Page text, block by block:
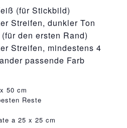
(für Stickbild)
Streifen, dunkler Ton
den ersten Rand)
Streifen, mindestens 4
passende Farb
50 cm
Reste
a 25 x 25 cm